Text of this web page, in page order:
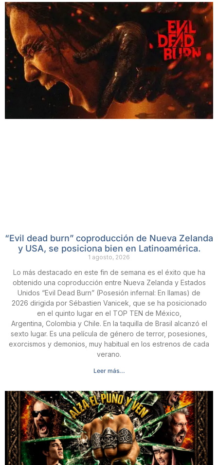
“Evil dead burn” coproducción de Nueva Zelanda
y USA, se posiciona bien en Latinoamérica.
1 agosto, 2026
Lo más destacado en este fin de semana es el éxito que ha
obtenido una coproducción entre Nueva Zelanda y Estados
Unidos “Evil Dead Burn” (Posesión infernal: En llamas) de
2026 dirigida por Sébastien Vanicek, que se ha posicionado
en el quinto lugar en el TOP TEN de México,
Argentina, Colombia y Chile. En la taquilla de Brasil alcanzó el
sexto lugar. Es una película de género de terror, posesiones,
exorcismos y demonios, muy habitual en los estrenos de cada
verano.
Leer más...